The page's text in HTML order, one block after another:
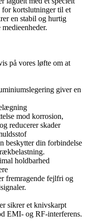
for kortslutninger til et
en stabil og hurtig
på vores løfte om at
giver en
mod korrosion,
reducerer skader
beskytter din forbindelse
holdbarhed
fremragende fejlfri og
sikrer et knivskarpt
EMI- og RF-interferens.